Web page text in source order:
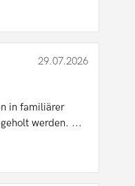
29.07.2026
in familiärer
werden. ...